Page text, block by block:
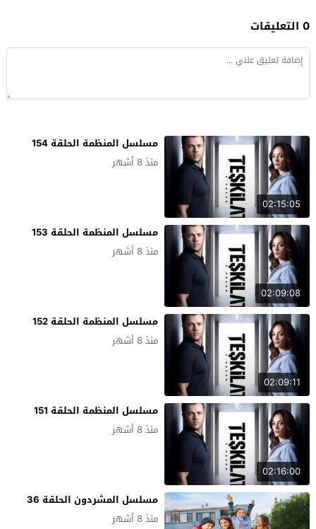
0 التعليقات
02:15:05
مسلسل المنظمة الحلقة 154
منذ 8 أشهر
02:09:08
مسلسل المنظمة الحلقة 153
منذ 8 أشهر
02:09:11
مسلسل المنظمة الحلقة 152
منذ 8 أشهر
02:16:00
مسلسل المنظمة الحلقة 151
منذ 8 أشهر
مسلسل المشردون الحلقة 36
منذ 8 أشهر